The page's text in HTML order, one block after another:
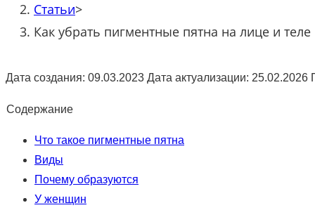
Статьи>
Как убрать пигментные пятна на лице и теле
Дата создания: 09.03.2023 Дата актуализации: 25.02.2026
Содержание
Что такое пигментные пятна
Виды
Почему образуются
У женщин